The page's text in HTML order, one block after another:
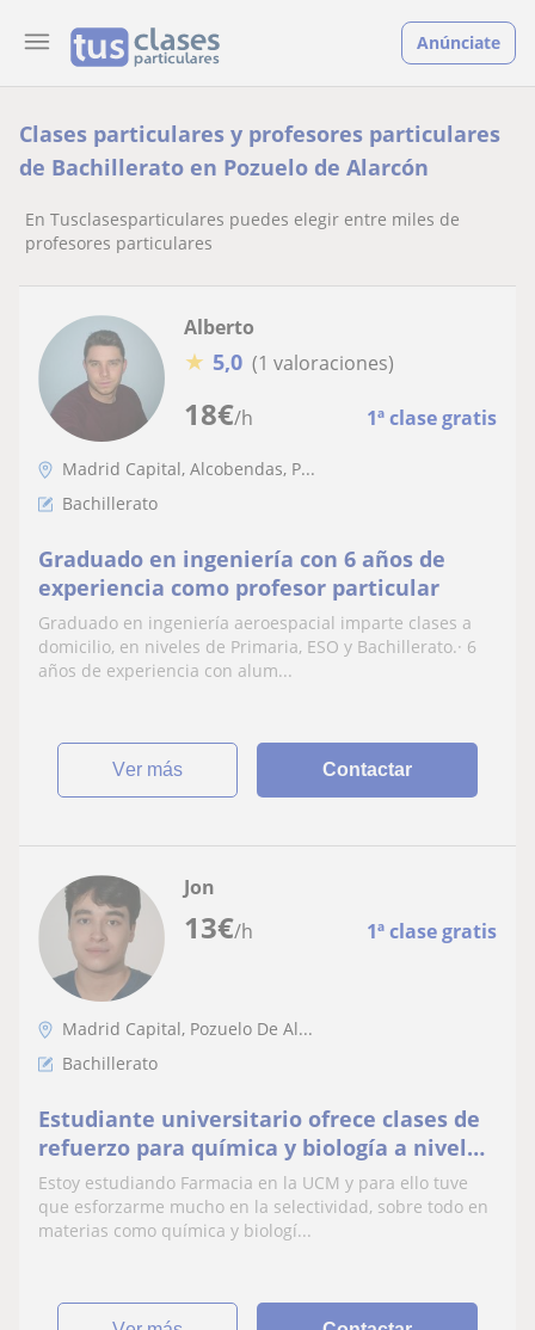
Anúnciate
Clases particulares y profesores particulares
de Bachillerato en Pozuelo de Alarcón
En Tusclasesparticulares puedes elegir entre miles de
profesores particulares
18€/h 1ª clase gratis
Alberto
★ 5,0 (1 valoraciones)
Madrid Capital, Alcobendas, P...
Bachillerato
Graduado en ingeniería con 6 años de
experiencia como profesor particular
Graduado en ingeniería aeroespacial imparte clases a
domicilio, en niveles de Primaria, ESO y Bachillerato.· 6
años de experiencia con alum...
ver más Contactar
13€/h 1ª clase gratis
Jon
Madrid Capital, Pozuelo De Al...
Bachillerato
Estudiante universitario ofrece clases de
refuerzo para química y biología a nivel
de la ESO y Bachillerato
Estoy estudiando Farmacia en la UCM y para ello tuve
que esforzarme mucho en la selectividad, sobre todo en
materias como química y biologí...